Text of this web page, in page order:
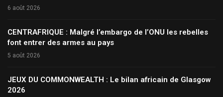
6 août 2026
CENTRAFRIQUE : Malgré l’embargo de l’ONU les rebelles
font entrer des armes au pays
5 août 2026
JEUX DU COMMONWEALTH : Le bilan africain de Glasgow
2026